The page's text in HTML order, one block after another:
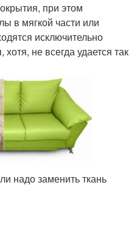
при этом
в мягкой части или
исключительно
не всегда удается так
надо заменить ткань